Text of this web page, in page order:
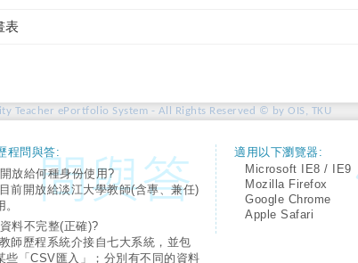
表
Teacher ePortfolio System - All Rights Reserved © by OIS, TKU
程問與答:
放給何種身份使用?
前開放給淡江大學教師(含專、兼任)
料不完整(正確)?
師歷程系統介接自七大系統，並包
些「CSV匯入」；分別有不同的資料
適用以下瀏覽器:
Microsoft IE8 / IE9
Mozilla Firefox
Google Chrome
Apple Safari